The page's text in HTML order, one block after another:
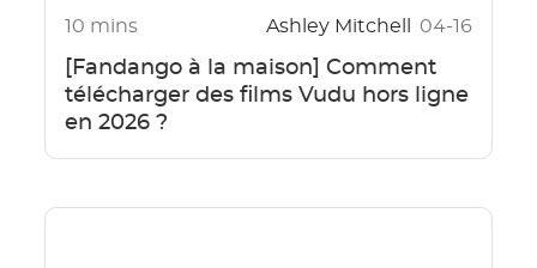
10 mins Ashley Mitchell 04-16
[Fandango à la maison] Comment
télécharger des films Vudu hors ligne
en 2026 ?